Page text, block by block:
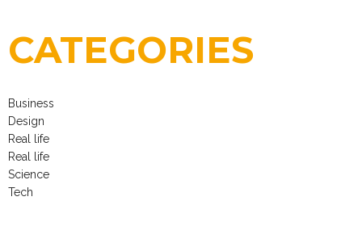
CATEGORIES
Business
Design
Real life
Real life
Science
Tech